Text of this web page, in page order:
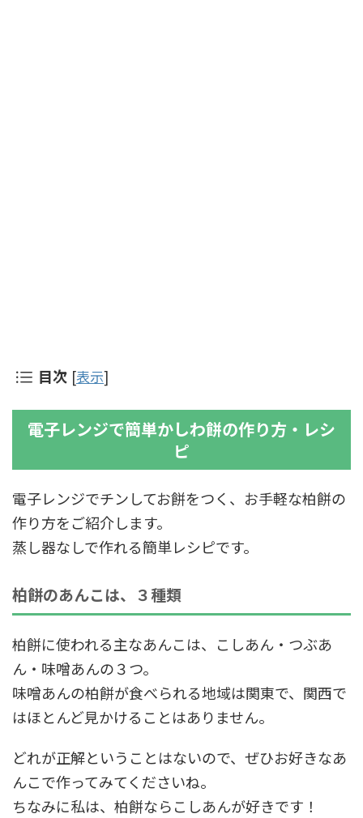
目次 [表示]
電子レンジで簡単かしわ餅の作り方・レシ
ピ
電子レンジでチンしてお餅をつく、お手軽な柏餅の
作り方をご紹介します。
蒸し器なしで作れる簡単レシピです。
柏餅のあんこは、３種類
柏餅に使われる主なあんこは、こしあん・つぶあ
ん・味噌あんの３つ。
味噌あんの柏餅が食べられる地域は関東で、関西で
はほとんど見かけることはありません。
どれが正解ということはないので、ぜひお好きなあ
んこで作ってみてくださいね。
ちなみに私は、柏餅ならこしあんが好きです！